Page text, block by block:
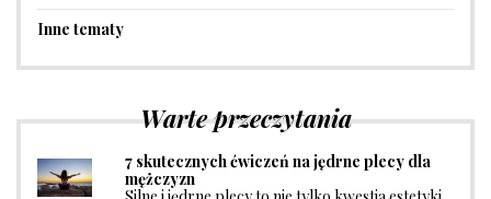
Inne tematy
Warte przeczytania
7 skutecznych ćwiczeń na jędrne plecy dla
mężczyzn